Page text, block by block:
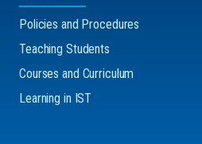
Policies and Procedures
Teaching Students
Courses and Curriculum
Learning in IST